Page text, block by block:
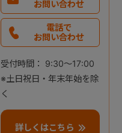
お問い合わせ
電話で
お問い合わせ
受付時間： 9:30～17:00
※土日祝日・年末年始を除
く
詳しくはこちら